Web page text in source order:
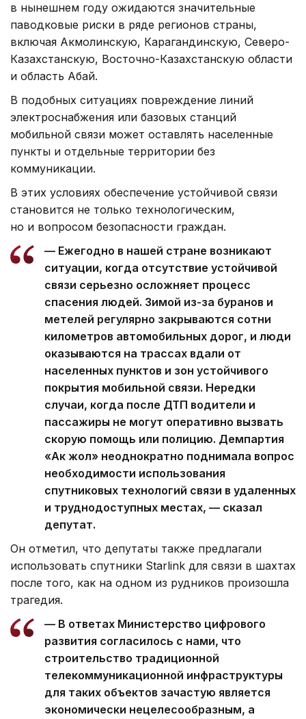
в нынешнем году ожидаются значительные
паводковые риски в ряде регионов страны,
включая Акмолинскую, Карагандинскую, Северо-
Казахстанскую, Восточно-Казахстанскую области
и область Абай.
В подобных ситуациях повреждение линий
электроснабжения или базовых станций
мобильной связи может оставлять населенные
пункты и отдельные территории без
коммуникации.
В этих условиях обеспечение устойчивой связи
становится не только технологическим,
но и вопросом безопасности граждан.
— Ежегодно в нашей стране возникают
ситуации, когда отсутствие устойчивой
связи серьезно осложняет процесс
спасения людей. Зимой из-за буранов и
метелей регулярно закрываются сотни
километров автомобильных дорог, и люди
оказываются на трассах вдали от
населенных пунктов и зон устойчивого
покрытия мобильной связи. Нередки
случаи, когда после ДТП водители и
пассажиры не могут оперативно вызвать
скорую помощь или полицию. Демпартия
«Ак жол» неоднократно поднимала вопрос
необходимости использования
спутниковых технологий связи в удаленных
и труднодоступных местах, — сказал
депутат.
Он отметил, что депутаты также предлагали
использовать спутники Starlink для связи в шахтах
после того, как на одном из рудников произошла
трагедия.
— В ответах Министерство цифрового
развития согласилось с нами, что
строительство традиционной
телекоммуникационной инфраструктуры
для таких объектов зачастую является
экономически нецелесообразным, а